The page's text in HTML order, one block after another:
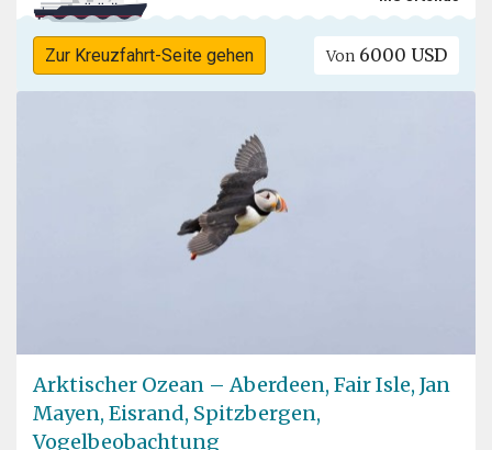
Zur Kreuzfahrt-Seite gehen Von 6000 USD
Arktischer Ozean – Aberdeen, Fair Isle, Jan
Mayen, Eisrand, Spitzbergen,
Vogelbeobachtung